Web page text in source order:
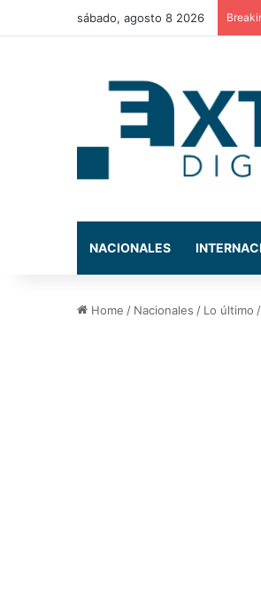
sábado, agosto 8 2026
NACIONALES
Home / Nacionales / Lo último /